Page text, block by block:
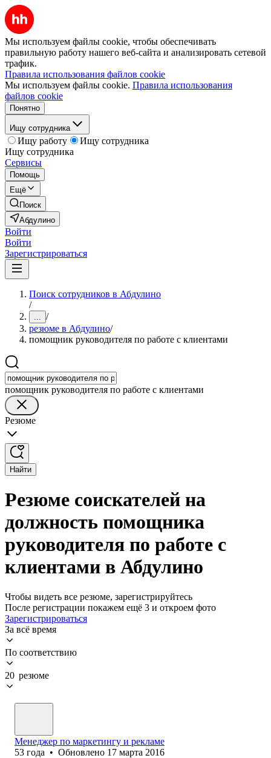
Мы используем файлы cookie, чтобы обеспечивать
правильную работу нашего веб-сайта и анализировать сетевой
трафик.
Правила использования файлов cookie
Мы используем файлы cookie. Правила использования
файлов cookie
Понятно
Ищу сотрудника
Ищу работу
Ищу сотрудника
Ищу сотрудника
Сервисы
Помощь
Ещё
Поиск
Абдулино
Войти
Войти
Зарегистрироваться
Поиск сотрудников в Абдулино
/
... /
резюме в Абдулино/
помощник руководителя по работе с клиентами
помощник руководителя по работе с клиентами
Резюме
Найти
Резюме соискателей на
должность помощника
руководителя по работе с
клиентами в Абдулино
Чтобы видеть все резюме, зарегистрируйтесь
После регистрации покажем ещё 3 и откроем фото
Зарегистрироваться
За всё время
По соответствию
20 резюме
Менеджер по маркетингу и рекламе
53 года • Обновлено 17 марта 2016